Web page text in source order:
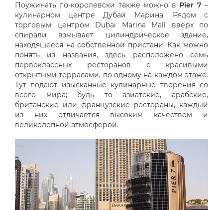
Поужинать по-королевски также можно в Pier 7–
кулинарном центре Дубай Марина. Рядом с
торговым центром Dubai Marina Mall вверх по
спирали взмывает цилиндрическое здание,
находящееся на собственной пристани. Как можно
понять из названия, здесь расположено семь
первоклассных ресторанов с красивыми
открытыми террасами, по одному на каждом этаже.
Тут подают изысканные кулинарные творения со
всего мира; будь то азиатские, арабские,
британские или французские рестораны, каждый
из них отличается высоким качеством и
великолепной атмосферой.